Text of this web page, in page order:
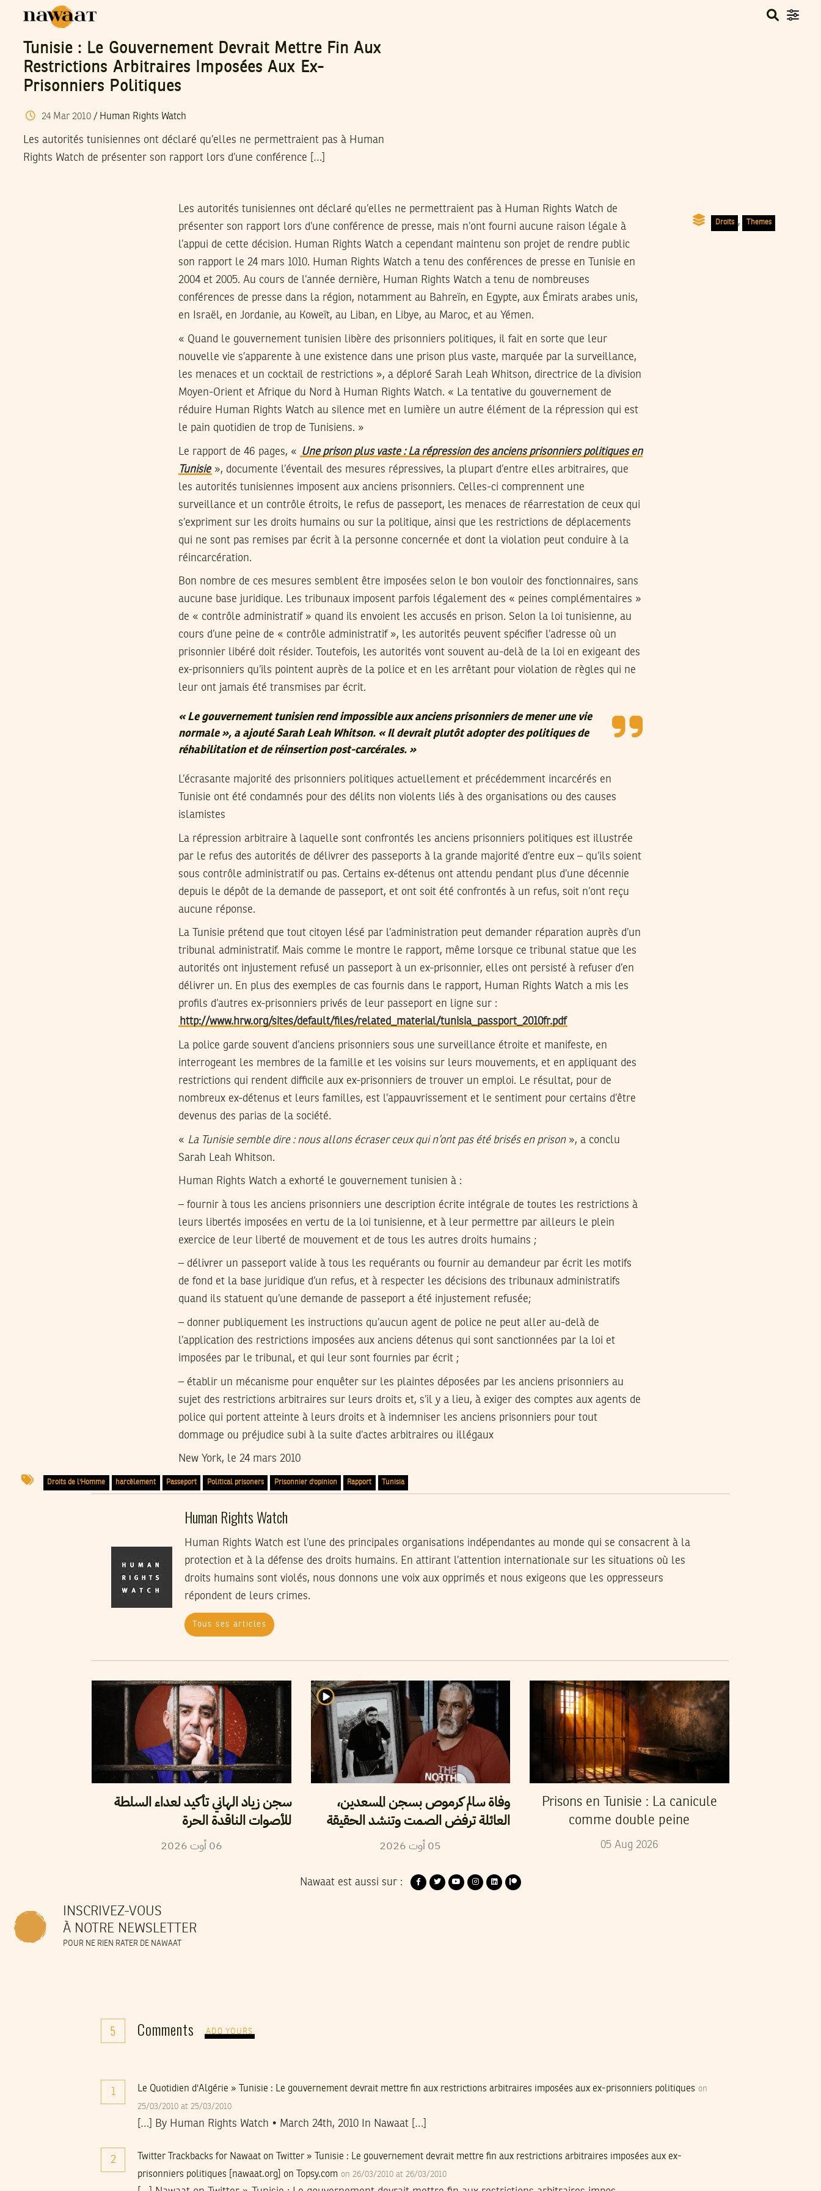
Tunisie : Le Gouvernement Devrait Mettre Fin Aux
Restrictions Arbitraires Imposées Aux Ex-
Prisonniers Politiques
24 Mar 2010/ Human Rights Watch
Les autorités tunisiennes ont déclaré qu’elles ne permettraient pas à Human
Rights Watch de présenter son rapport lors d’une conférence […]
Droits , Themes
Les autorités tunisiennes ont déclaré qu’elles ne permettraient pas à Human Rights Watch de
présenter son rapport lors d’une conférence de presse, mais n’ont fourni aucune raison légale à
l’appui de cette décision. Human Rights Watch a cependant maintenu son projet de rendre public
son rapport le 24 mars 1010. Human Rights Watch a tenu des conférences de presse en Tunisie en
2004 et 2005. Au cours de l’année dernière, Human Rights Watch a tenu de nombreuses
conférences de presse dans la région, notamment au Bahreïn, en Egypte, aux Émirats arabes unis,
en Israël, en Jordanie, au Koweït, au Liban, en Libye, au Maroc, et au Yémen.
« Quand le gouvernement tunisien libère des prisonniers politiques, il fait en sorte que leur
nouvelle vie s’apparente à une existence dans une prison plus vaste, marquée par la surveillance,
les menaces et un cocktail de restrictions », a déploré Sarah Leah Whitson, directrice de la division
Moyen-Orient et Afrique du Nord à Human Rights Watch. « La tentative du gouvernement de
réduire Human Rights Watch au silence met en lumière un autre élément de la répression qui est
le pain quotidien de trop de Tunisiens. »
Le rapport de 46 pages, « Une prison plus vaste : La répression des anciens prisonniers politiques en
Tunisie », documente l’éventail des mesures répressives, la plupart d’entre elles arbitraires, que
les autorités tunisiennes imposent aux anciens prisonniers. Celles-ci comprennent une
surveillance et un contrôle étroits, le refus de passeport, les menaces de réarrestation de ceux qui
s’expriment sur les droits humains ou sur la politique, ainsi que les restrictions de déplacements
qui ne sont pas remises par écrit à la personne concernée et dont la violation peut conduire à la
réincarcération.
Bon nombre de ces mesures semblent être imposées selon le bon vouloir des fonctionnaires, sans
aucune base juridique. Les tribunaux imposent parfois légalement des « peines complémentaires »
de « contrôle administratif » quand ils envoient les accusés en prison. Selon la loi tunisienne, au
cours d’une peine de « contrôle administratif », les autorités peuvent spécifier l’adresse où un
prisonnier libéré doit résider. Toutefois, les autorités vont souvent au-delà de la loi en exigeant des
ex-prisonniers qu’ils pointent auprès de la police et en les arrêtant pour violation de règles qui ne
leur ont jamais été transmises par écrit.
« Le gouvernement tunisien rend impossible aux anciens prisonniers de mener une vie
normale », a ajouté Sarah Leah Whitson. « Il devrait plutôt adopter des politiques de
réhabilitation et de réinsertion post-carcérales. »
L’écrasante majorité des prisonniers politiques actuellement et précédemment incarcérés en
Tunisie ont été condamnés pour des délits non violents liés à des organisations ou des causes
islamistes
La répression arbitraire à laquelle sont confrontés les anciens prisonniers politiques est illustrée
par le refus des autorités de délivrer des passeports à la grande majorité d’entre eux – qu’ils soient
sous contrôle administratif ou pas. Certains ex-détenus ont attendu pendant plus d’une décennie
depuis le dépôt de la demande de passeport, et ont soit été confrontés à un refus, soit n’ont reçu
aucune réponse.
La Tunisie prétend que tout citoyen lésé par l’administration peut demander réparation auprès d’un
tribunal administratif. Mais comme le montre le rapport, même lorsque ce tribunal statue que les
autorités ont injustement refusé un passeport à un ex-prisonnier, elles ont persisté à refuser d’en
délivrer un. En plus des exemples de cas fournis dans le rapport, Human Rights Watch a mis les
profils d’autres ex-prisonniers privés de leur passeport en ligne sur :
http://www.hrw.org/sites/default/files/related_material/tunisia_passport_2010fr.pdf
La police garde souvent d’anciens prisonniers sous une surveillance étroite et manifeste, en
interrogeant les membres de la famille et les voisins sur leurs mouvements, et en appliquant des
restrictions qui rendent difficile aux ex-prisonniers de trouver un emploi. Le résultat, pour de
nombreux ex-détenus et leurs familles, est l’appauvrissement et le sentiment pour certains d’être
devenus des parias de la société.
« La Tunisie semble dire : nous allons écraser ceux qui n’ont pas été brisés en prison», a conclu
Sarah Leah Whitson.
Human Rights Watch a exhorté le gouvernement tunisien à :
– fournir à tous les anciens prisonniers une description écrite intégrale de toutes les restrictions à
leurs libertés imposées en vertu de la loi tunisienne, et à leur permettre par ailleurs le plein
exercice de leur liberté de mouvement et de tous les autres droits humains ;
– délivrer un passeport valide à tous les requérants ou fournir au demandeur par écrit les motifs
de fond et la base juridique d’un refus, et à respecter les décisions des tribunaux administratifs
quand ils statuent qu’une demande de passeport a été injustement refusée;
– donner publiquement les instructions qu’aucun agent de police ne peut aller au-delà de
l’application des restrictions imposées aux anciens détenus qui sont sanctionnées par la loi et
imposées par le tribunal, et qui leur sont fournies par écrit ;
– établir un mécanisme pour enquêter sur les plaintes déposées par les anciens prisonniers au
sujet des restrictions arbitraires sur leurs droits et, s’il y a lieu, à exiger des comptes aux agents de
police qui portent atteinte à leurs droits et à indemniser les anciens prisonniers pour tout
dommage ou préjudice subi à la suite d’actes arbitraires ou illégaux
New York, le 24 mars 2010
Droits de l'Homme harcèlement Passeport Political prisoners Prisonnier d'opinion Rapport Tunisia
Human Rights Watch
Human Rights Watch est l’une des principales organisations indépendantes au monde qui se consacrent à la
protection et à la défense des droits humains. En attirant l’attention internationale sur les situations où les
droits humains sont violés, nous donnons une voix aux opprimés et nous exigeons que les oppresseurs
répondent de leurs crimes.
Tous ses articles
سجن زياد الهاني تأكيد لعداء السلطة
للأصوات الناقدة الحرة
06أوت2026
وفاة سالم كرموص بسجن المسعدين،
العائلة ترفض الصمت وتنشد الحقيقة
05أوت 2026
Prisons en Tunisie : La canicule
comme double peine
05 Aug 2026
Nawaat est aussi sur :
INSCRIVEZ-VOUS
À NOTRE NEWSLETTER
POUR NE RIEN RATER DE NAWAAT
5 Comments ADD YOURS
1 Le Quotidien d'Algérie » Tunisie : Le gouvernement devrait mettre fin aux restrictions arbitraires imposées aux ex-prisonniers politiques on
25/03/2010 at 25/03/2010
[…] By Human Rights Watch • March 24th, 2010 In Nawaat […]
2
Twitter Trackbacks for Nawaat on Twitter » Tunisie : Le gouvernement devrait mettre fin aux restrictions arbitraires imposées aux ex-
prisonniers politiques [nawaat.org] on Topsy.com on 26/03/2010 at 26/03/2010